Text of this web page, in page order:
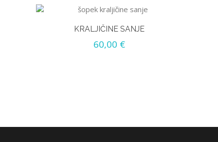
KRALJIČINE SANJE
60,00 €